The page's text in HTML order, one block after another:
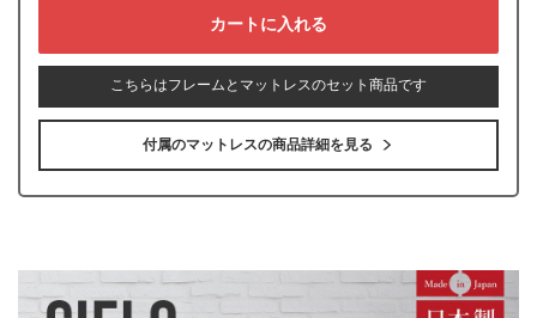
こちらはフレームとマットレスのセット商品です
付属のマットレスの商品詳細を見る